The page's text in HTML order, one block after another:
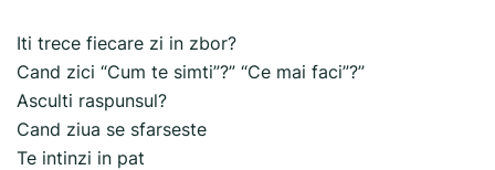
Iti trece fiecare zi in zbor?
Cand zici “Cum te simti”?” “Ce mai faci”?”
Asculti raspunsul?
Cand ziua se sfarseste
Te intinzi in pat